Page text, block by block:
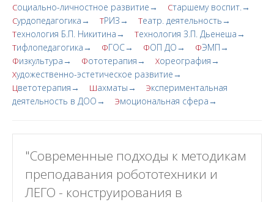
Социально-личностное развитие→ Старшему воспит.→
Сурдопедагогика→ ТРИЗ→ Театр. деятельность→
Технология Б.П. Никитина→ Технология З.П. Дьенеша→
Тифлопедагогика→ ФГОС→ ФОП ДО→ ФЭМП→
Физкультура→ Фототерапия→ Хореография→
Художественно-эстетическое развитие→
Цветотерапия→ Шахматы→ Экспериментальная
деятельность в ДОО→
Эмоциональная сфера→
"Современные подходы к методикам
преподавания робототехники и
ЛЕГО - конструирования в